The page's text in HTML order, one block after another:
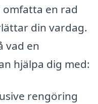
omfatta en rad
din vardag.
vad en
hjälpa dig med:
rengöring